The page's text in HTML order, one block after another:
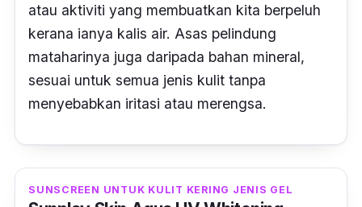
atau aktiviti yang membuatkan kita berpeluh
kerana ianya kalis air. Asas pelindung
mataharinya juga daripada bahan mineral,
sesuai untuk semua jenis kulit tanpa
menyebabkan iritasi atau merengsa.
SUNSCREEN UNTUK KULIT KERING JENIS GEL